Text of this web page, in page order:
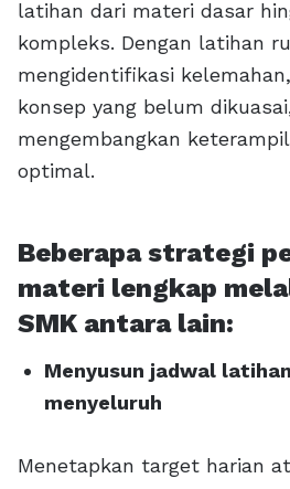
latihan dari materi dasar
kompleks. Dengan latihan
mengidentifikasi
konsep yang belum
mengembangkan
optimal.
Beberapa strategi
materi lengkap
SMK antara lain:
Menyusun jadwal
menyeluruh
Menetapkan target harian